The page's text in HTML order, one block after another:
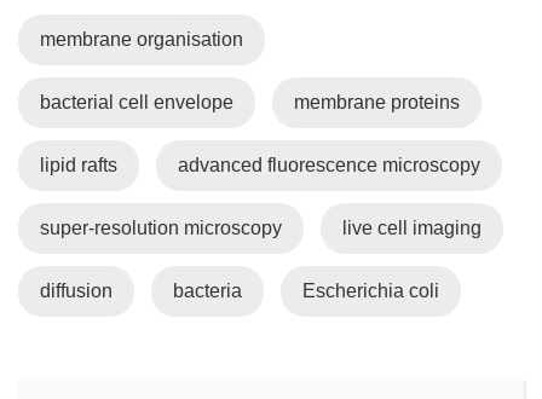
membrane organisation
bacterial cell envelope membrane proteins
lipid rafts advanced fluorescence microscopy
super-resolution microscopy live cell imaging
diffusion bacteria Escherichia coli